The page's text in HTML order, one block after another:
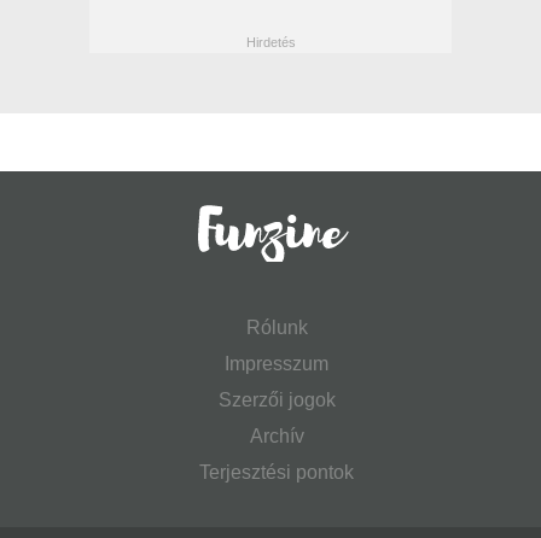
Rólunk
Impresszum
Szerzői jogok
Archív
Terjesztési pontok